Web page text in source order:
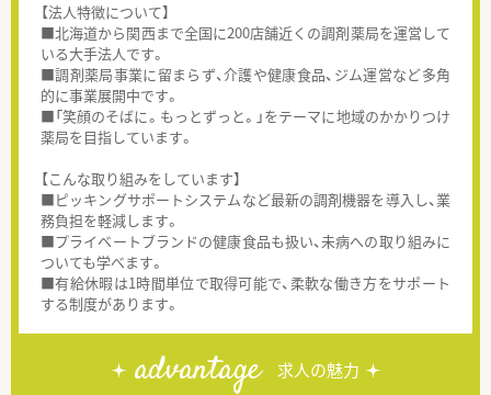
【法人特徴について】
■北海道から関西まで全国に200店舗近くの調剤薬局を運営して
いる大手法人です。
■調剤薬局事業に留まらず、介護や健康食品、ジム運営など多角
的に事業展開中です。
■「笑顔のそばに。もっとずっと。」をテーマに地域のかかりつけ
薬局を目指しています。
【こんな取り組みをしています】
■ピッキングサポートシステムなど最新の調剤機器を導入し、業
務負担を軽減します。
■プライベートブランドの健康食品も扱い、未病への取り組みに
ついても学べます。
■有給休暇は1時間単位で取得可能で、柔軟な働き方をサポート
する制度があります。
advantage 求人の魅力